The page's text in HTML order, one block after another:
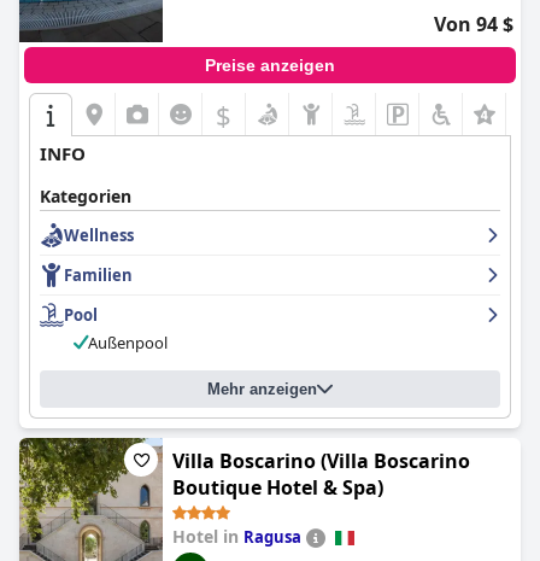
Von 94 $
Preise anzeigen
$
INFO
Kategorien
Wellness
Familien
Pool
Außenpool
Mehr anzeigen
Villa Boscarino (Villa Boscarino
Boutique Hotel & Spa)
Hotel in Ragusa